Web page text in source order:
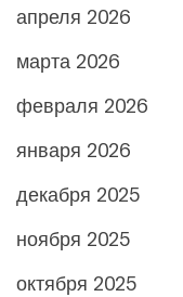
апреля 2026
марта 2026
февраля 2026
января 2026
декабря 2025
ноября 2025
октября 2025